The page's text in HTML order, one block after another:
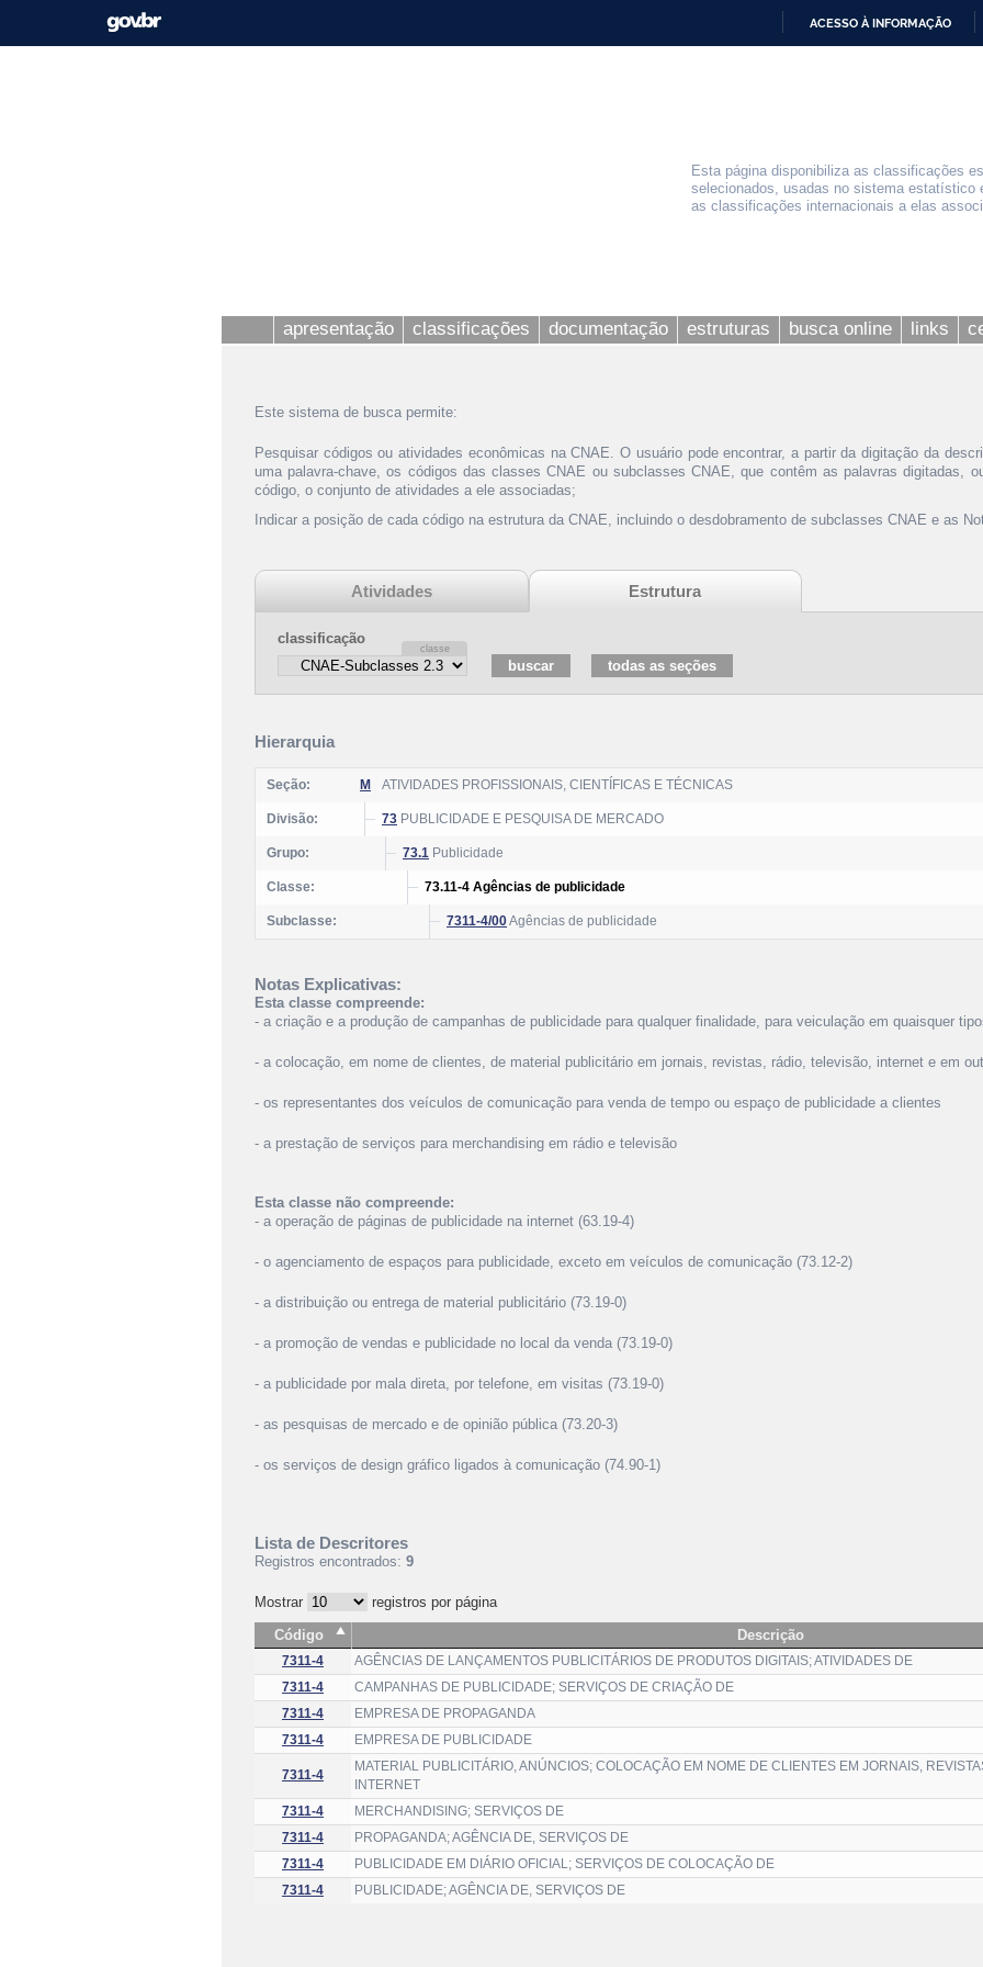
ACESSO À INFORMAÇÃO
Esta página disponibiliza as classificações
selecionados, usadas no sistema
as classificações internacionais a elas
apresentação classificações documentação estruturas busca online links
Este sistema de busca permite:
Pesquisar códigos ou atividades econômicas na CNAE. O usuário pode encontrar, a partir da digitação da
uma palavra-chave, os códigos das classes CNAE ou subclasses CNAE, que contêm as palavras digitadas,
código, o conjunto de atividades a ele associadas;
Indicar a posição de cada código na estrutura da CNAE, incluindo o desdobramento de subclasses CNAE e as
Atividades Estrutura
classificação
Hierarquia
Seção: M ATIVIDADES PROFISSIONAIS, CIENTÍFICAS E TÉCNICAS
Divisão: 73 PUBLICIDADE E PESQUISA DE MERCADO
Grupo: 73.1 Publicidade
Classe: 73.11-4 Agências de publicidade
Subclasse: 7311-4/00Agências de publicidade
Notas Explicativas:
Esta classe compreende:
- a criação e a produção de campanhas de publicidade para qualquer finalidade, para veiculação em quaisquer
- a colocação, em nome de clientes, de material publicitário em jornais, revistas, rádio, televisão, internet e em
- os representantes dos veículos de comunicação para venda de tempo ou espaço de publicidade a clientes
- a prestação de serviços para merchandising em rádio e televisão
Esta classe não compreende:
- a operação de páginas de publicidade na internet (63.19-4)
- o agenciamento de espaços para publicidade, exceto em veículos de comunicação (73.12-2)
- a distribuição ou entrega de material publicitário (73.19-0)
- a promoção de vendas e publicidade no local da venda (73.19-0)
- a publicidade por mala direta, por telefone, em visitas (73.19-0)
- as pesquisas de mercado e de opinião pública (73.20-3)
- os serviços de design gráfico ligados à comunicação (74.90-1)
Lista de Descritores
Registros encontrados: 9
Mostrar
registros por página
Código
Descrição
7311-4
AGÊNCIAS DE LANÇAMENTOS PUBLICITÁRIOS DE PRODUTOS DIGITAIS; ATIVIDADES DE
7311-4
CAMPANHAS DE PUBLICIDADE; SERVIÇOS DE CRIAÇÃO DE
7311-4
EMPRESA DE PROPAGANDA
7311-4
EMPRESA DE PUBLICIDADE
7311-4
MATERIAL PUBLICITÁRIO, ANÚNCIOS; COLOCAÇÃO EM NOME DE CLIENTES EM JORNAIS,
INTERNET
7311-4
MERCHANDISING; SERVIÇOS DE
7311-4
PROPAGANDA; AGÊNCIA DE, SERVIÇOS DE
7311-4
PUBLICIDADE EM DIÁRIO OFICIAL; SERVIÇOS DE COLOCAÇÃO DE
7311-4
PUBLICIDADE; AGÊNCIA DE, SERVIÇOS DE